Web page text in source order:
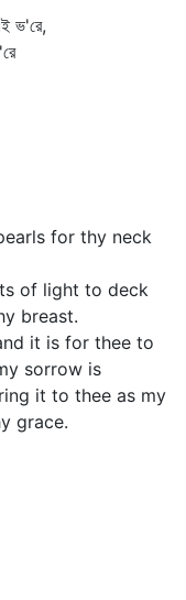
ভ'রে,
for thy neck
of light to deck
breast.
it is for thee to
sorrow is
it to thee as my
grace.